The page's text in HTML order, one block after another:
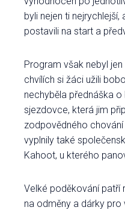
byli nejen ti nejrychlejší,
postavili na start a
Program však nebyl
chvílích si žáci užili
nechyběla přednáška
sjezdovce, která jim
zodpovědného
vyplnily také
Kahoot, u kterého
Velké poděkování patří
na odměny a dárky pro